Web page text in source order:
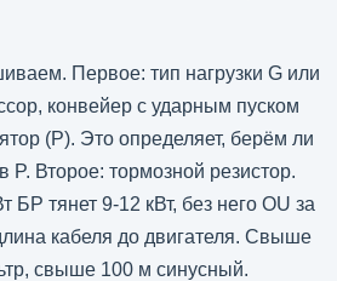
Первое: тип нагрузки G или
конвейер с ударным пуском
(P). Это определяет, берём ли
P. Второе: тормозной резистор.
БР тянет 9-12 кВт, без него OU за
кабеля до двигателя. Свыше
свыше 100 м синусный.